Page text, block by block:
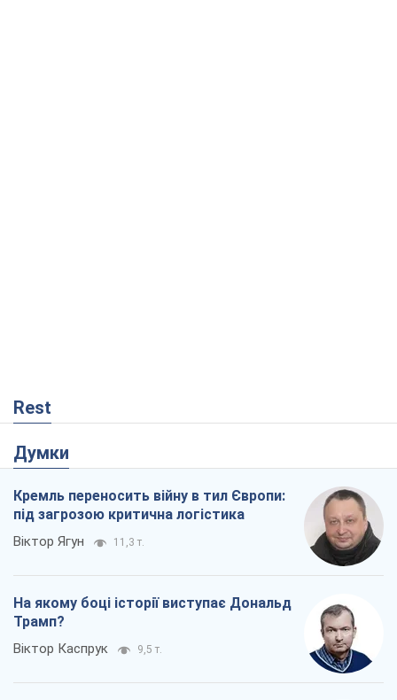
Rest
Думки
Кремль переносить війну в тил Європи:
під загрозою критична логістика
Віктор Ягун 11,3 т.
На якому боці історії виступає Дональд
Трамп?
Віктор Каспрук 9,5 т.